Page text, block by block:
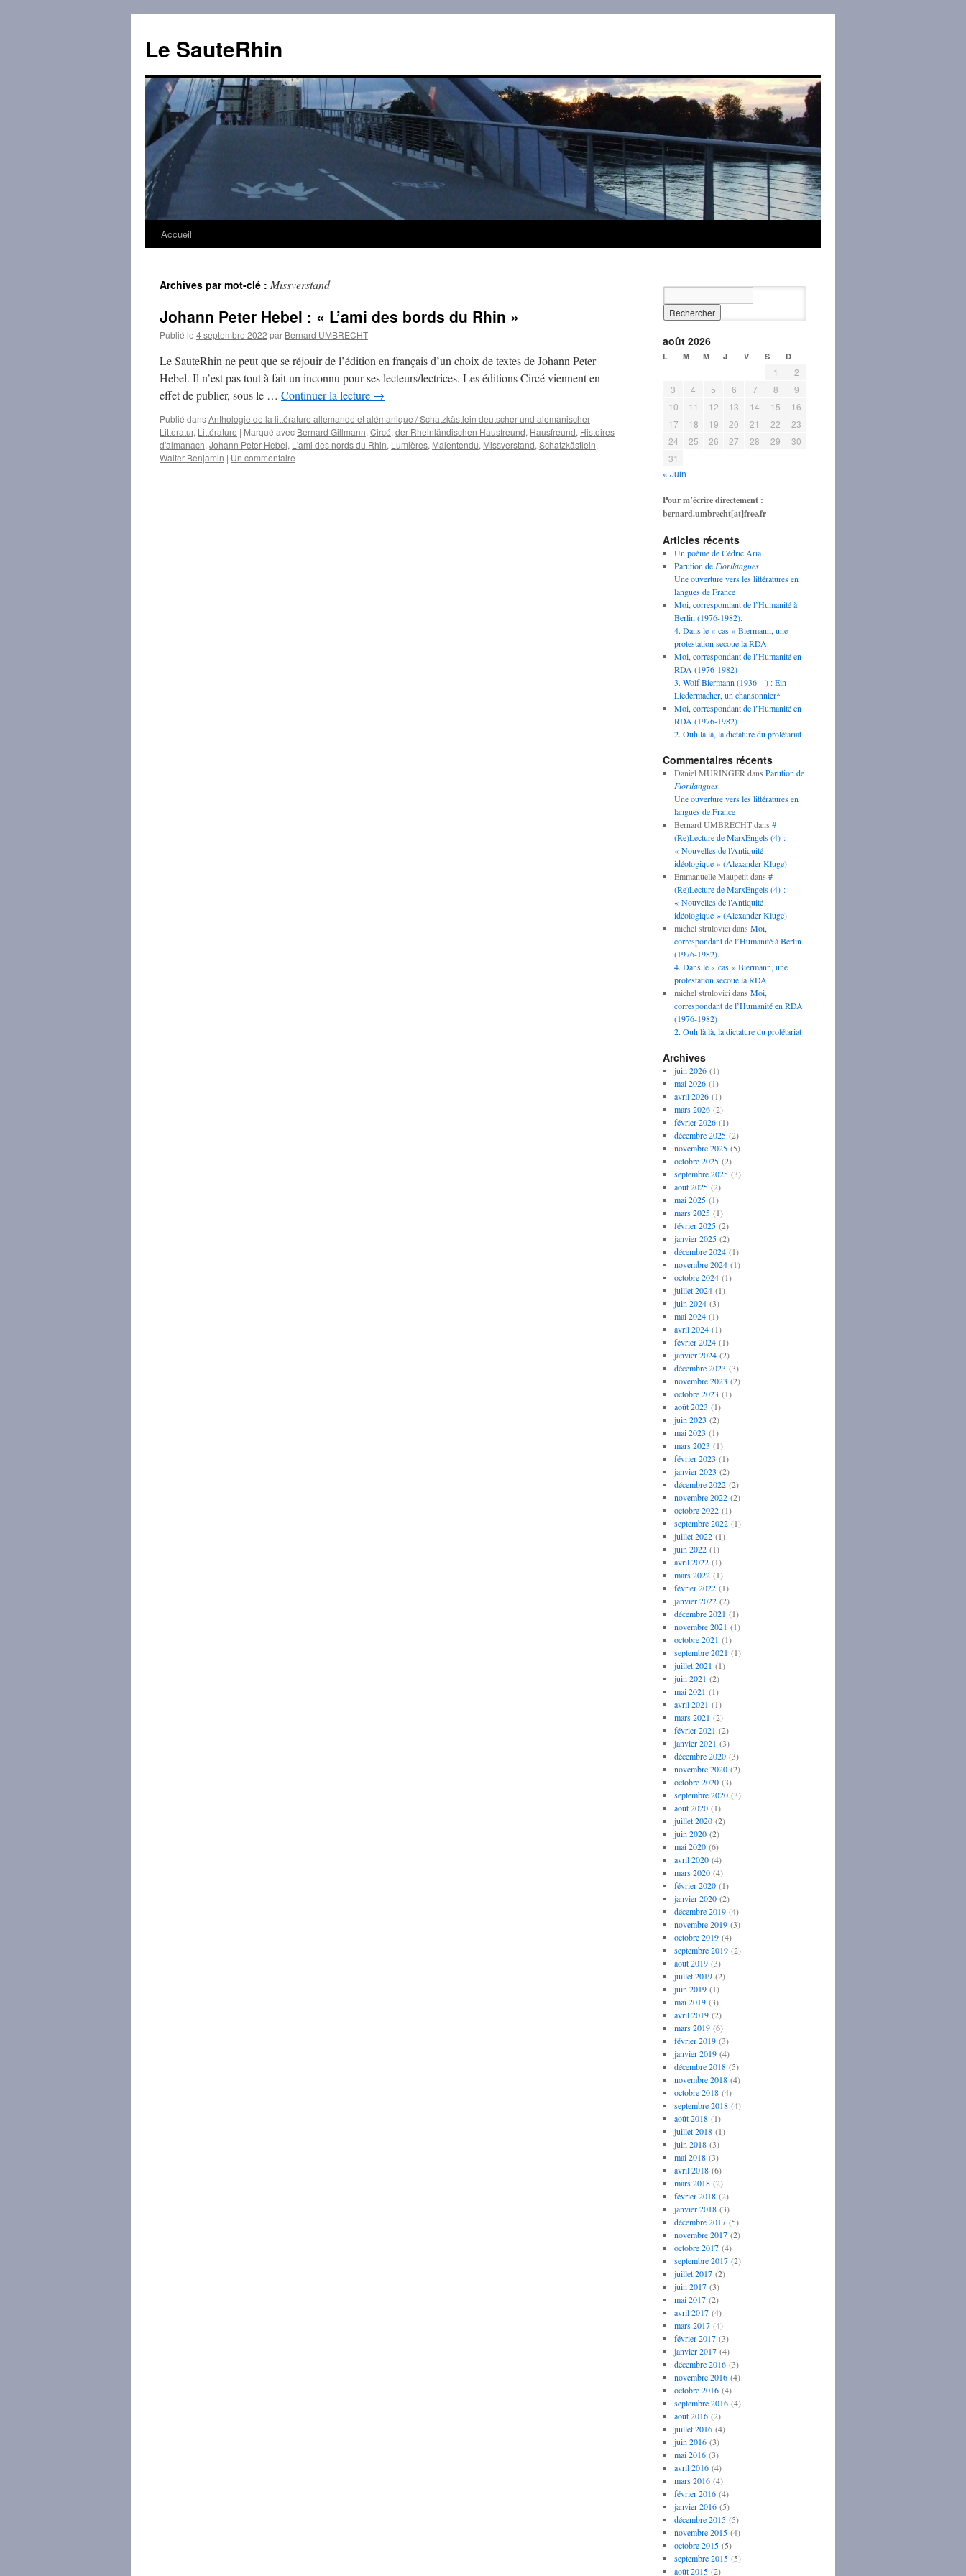
contenu
Le SauteRhin
Accueil
Archives par mot-clé : Missverstand
Johann Peter Hebel : « L’ami des bords du Rhin »
Publié le 4 septembre 2022 par Bernard UMBRECHT
Le SauteRhin ne peut que se réjouir de l’édition en français d’un choix de textes de Johann Peter
Hebel. Il n’est pas tout à fait un inconnu pour ses lecteurs/lectrices. Les éditions Circé viennent en
effet de publier, sous le … Continuer la lecture →
Publié dansAnthologie de la littérature allemande et alémanique / Schatzkästlein deutscher und alemanischer
Litteratur, Littérature | Marqué avec Bernard Gillmann, Circé, der Rheinländischen Hausfreund, Hausfreund, Histoires
d'almanach, Johann Peter Hebel, L'ami des nords du Rhin, Lumières, Malentendu, Missverstand, Schatzkästlein,
Walter Benjamin | Un commentaire
août 2026
L M M J V S D
1
2
3
4 5 6 7 8
9
10
11 12 13 14 15
16
17
18 19 20 21 22
23
24
25 26 27 28 29
30
31
« Juin
Pour m’écrire directement :
bernard.umbrecht[at]free.fr
Articles récents
Un poème de Cédric Aria
Parution de Florilangues.
Une ouverture vers les littératures en
langues de France
Moi, correspondant de l’Humanité à
Berlin (1976-1982).
4. Dans le « cas » Biermann, une
protestation secoue la RDA
Moi, correspondant de l’Humanité en
RDA (1976-1982)
3. Wolf Biermann (1936 – ) : Ein
Liedermacher, un chansonnier*
Moi, correspondant de l’Humanité en
RDA (1976-1982)
2. Ouh là là, la dictature du prolétariat
Commentaires récents
Daniel MURINGER dans Parution de
Florilangues.
Une ouverture vers les littératures en
langues de France
Bernard UMBRECHTdans #
(Re)Lecture de MarxEngels (4) :
« Nouvelles de l’Antiquité
idéologique » (Alexander Kluge)
Emmanuelle Maupetitdans #
(Re)Lecture de MarxEngels (4) :
« Nouvelles de l’Antiquité
idéologique » (Alexander Kluge)
michel strulovici dans Moi,
correspondant de l’Humanité à Berlin
(1976-1982).
4. Dans le « cas » Biermann, une
protestation secoue la RDA
michel strulovici dans Moi,
correspondant de l’Humanité en RDA
(1976-1982)
2. Ouh là là, la dictature du prolétariat
Archives
juin 2026(1)
mai 2026(1)
avril 2026(1)
mars 2026(2)
février 2026(1)
décembre 2025(2)
novembre 2025(5)
octobre 2025(2)
septembre 2025(3)
août 2025(2)
mai 2025(1)
mars 2025(1)
février 2025(2)
janvier 2025(2)
décembre 2024(1)
novembre 2024(1)
octobre 2024(1)
juillet 2024(1)
juin 2024(3)
mai 2024(1)
avril 2024(1)
février 2024(1)
janvier 2024(2)
décembre 2023 (3)
novembre 2023 (2)
octobre 2023 (1)
août 2023 (1)
juin 2023 (2)
mai 2023 (1)
mars 2023 (1)
février 2023 (1)
janvier 2023 (2)
décembre 2022(2)
novembre 2022(2)
octobre 2022(1)
septembre 2022(1)
juillet 2022(1)
juin 2022(1)
avril 2022(1)
mars 2022(1)
février 2022(1)
janvier 2022(2)
décembre 2021 (1)
novembre 2021 (1)
octobre 2021 (1)
septembre 2021 (1)
juillet 2021 (1)
juin 2021 (2)
mai 2021 (1)
avril 2021 (1)
mars 2021 (2)
février 2021 (2)
janvier 2021 (3)
décembre 2020(3)
novembre 2020(2)
octobre 2020(3)
septembre 2020(3)
août 2020(1)
juillet 2020(2)
juin 2020(2)
mai 2020(6)
avril 2020(4)
mars 2020(4)
février 2020(1)
janvier 2020(2)
décembre 2019(4)
novembre 2019(3)
octobre 2019(4)
septembre 2019(2)
août 2019(3)
juillet 2019(2)
juin 2019(1)
mai 2019(3)
avril 2019(2)
mars 2019(6)
février 2019(3)
janvier 2019(4)
décembre 2018(5)
novembre 2018(4)
octobre 2018(4)
septembre 2018(4)
août 2018(1)
juillet 2018(1)
juin 2018(3)
mai 2018(3)
avril 2018(6)
mars 2018(2)
février 2018(2)
janvier 2018(3)
décembre 2017(5)
novembre 2017(2)
octobre 2017(4)
septembre 2017(2)
juillet 2017(2)
juin 2017(3)
mai 2017(2)
avril 2017(4)
mars 2017(4)
février 2017(3)
janvier 2017(4)
décembre 2016(3)
novembre 2016(4)
octobre 2016(4)
septembre 2016(4)
août 2016(2)
juillet 2016(4)
juin 2016(3)
mai 2016(3)
avril 2016(4)
mars 2016(4)
février 2016(4)
janvier 2016(5)
décembre 2015(5)
novembre 2015(4)
octobre 2015(5)
septembre 2015(5)
août 2015(2)